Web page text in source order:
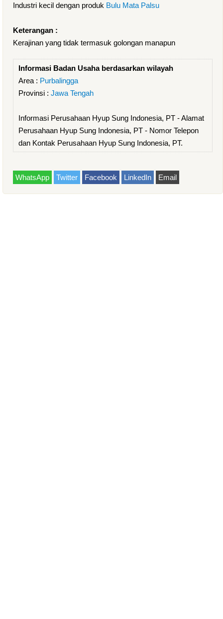
Industri kecil dengan produk Bulu Mata Palsu
Keterangan :
Kerajinan yang tidak termasuk golongan manapun
Informasi Badan Usaha berdasarkan wilayah
Area : Purbalingga
Provinsi : Jawa Tengah
Informasi Perusahaan Hyup Sung Indonesia, PT - Alamat
Perusahaan Hyup Sung Indonesia, PT - Nomor Telepon
dan Kontak Perusahaan Hyup Sung Indonesia, PT.
WhatsApp Twitter Facebook LinkedIn Email